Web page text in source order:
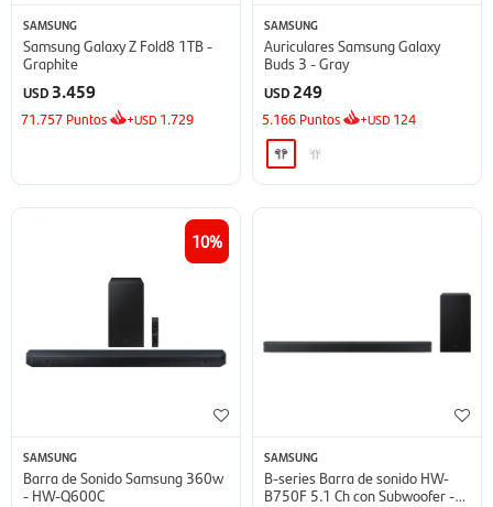
SAMSUNG
Samsung Galaxy Z Fold8 1TB -
Graphite
USD 3.459
71.757 Puntos +USD 1.729
SAMSUNG
Auriculares Samsung Galaxy
Buds 3 - Gray
USD 249
5.166 Puntos +USD 124
10
SAMSUNG
Barra de Sonido Samsung 360w
- HW-Q600C
SAMSUNG
B-series Barra de sonido HW-
B750F 5.1 Ch con Subwoofer -